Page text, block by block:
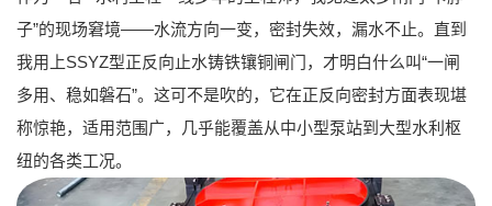
子”的现场窘境——水流方向一变，密封失效，漏水不止。直到
我用上SSYZ型正反向止水铸铁镶铜闸门 ，才明白什么叫“一闸
多用、稳如磐石”。这可不是吹的，它在正反向密封方面表现堪
称惊艳， 适用范围广，几乎能覆盖从中小型泵站到大型水利枢
纽的各类工况。